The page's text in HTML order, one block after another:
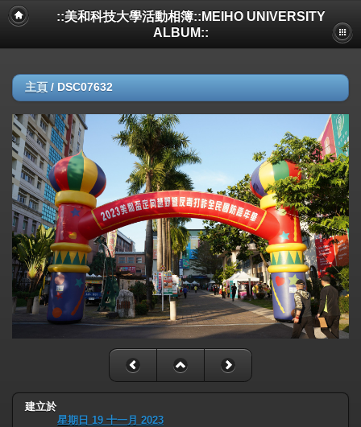
::美和科技大學活動相簿::MEIHO UNIVERSITY
ALBUM::
主頁 / DSC07632
建立於
星期日 19 十一月 2023